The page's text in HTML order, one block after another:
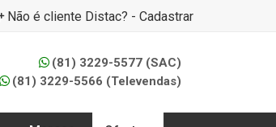
Não é cliente Distac? - Cadastrar
(81) 3229-5577 (SAC)
(81) 3229-5566 (Televendas)